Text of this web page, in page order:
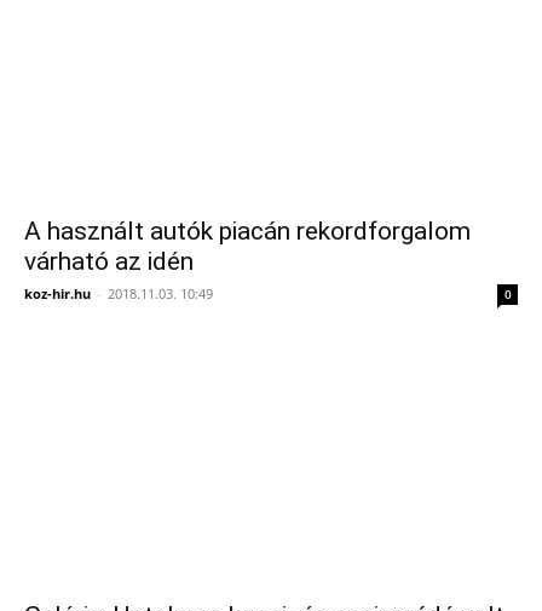
A használt autók piacán rekordforgalom
várható az idén
koz-hir.hu - 2018.11.03. 10:49 0